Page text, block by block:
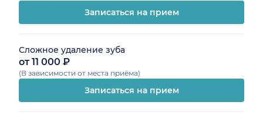
Записаться на прием
Сложное удаление зуба
от 11 000 ₽
(В зависимости от места приёма)
Записаться на прием